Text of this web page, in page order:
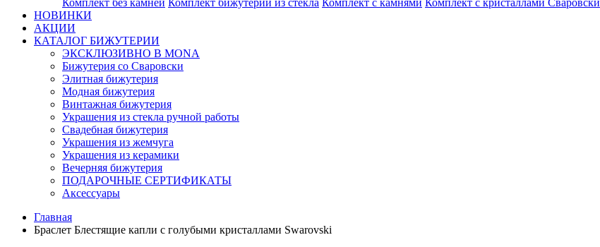
Комплект без камней Комплект бижутерии из стекла Комплект с камнями Комплект с кристаллами Сваровски
НОВИНКИ
АКЦИИ
КАТАЛОГ БИЖУТЕРИИ
ЭКСКЛЮЗИВНО В MONA
Бижутерия со Сваровски
Элитная бижутерия
Модная бижутерия
Винтажная бижутерия
Украшения из стекла ручной работы
Свадебная бижутерия
Украшения из жемчуга
Украшения из керамики
Вечерняя бижутерия
ПОДАРОЧНЫЕ СЕРТИФИКАТЫ
Аксессуары
Главная
Браслет Блестящие капли с голубыми кристаллами Swarovski